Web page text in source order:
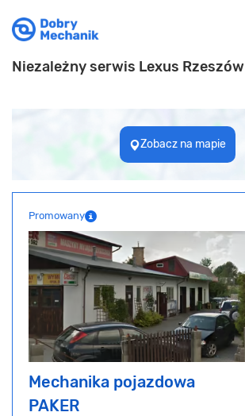
Niezależny serwis Lexus Rzeszów
Zobacz na mapie
Promowany
Mechanika pojazdowa
PAKER